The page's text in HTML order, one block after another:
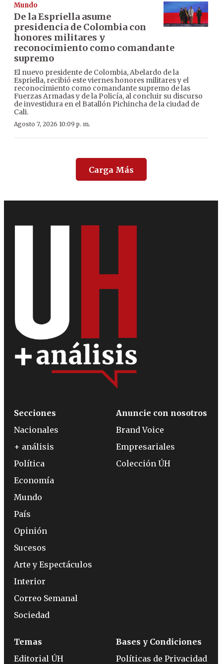
Mundo
De la Espriella asume
presidencia de Colombia con
honores militares y
reconocimiento como comandante
supremo
El nuevo presidente de Colombia, Abelardo de la
Espriella, recibió este viernes honores militares y el
reconocimiento como comandante supremo de las
Fuerzas Armadas y de la Policía, al concluir su discurso
de investidura en el Batallón Pichincha de la ciudad de
Cali.
Agosto 7, 2026 10:09 p. m.
Carga Más
Secciones
Nacionales
+ análisis
Política
Economía
Mundo
País
Opinión
Sucesos
Arte y Espectáculos
Interior
Correo Semanal
Sociedad
Anuncie con nosotros
Brand Voice
Empresariales
Colección ÚH
Temas
Editorial ÚH
Bases y Condiciones
Políticas de Privacidad